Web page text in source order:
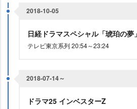
2018-10-05
日経ドラマスペシャル「琥珀の夢
テレビ東京系列 20:54～23:24
2018-07-14～
ドラマ25 インベスターZ